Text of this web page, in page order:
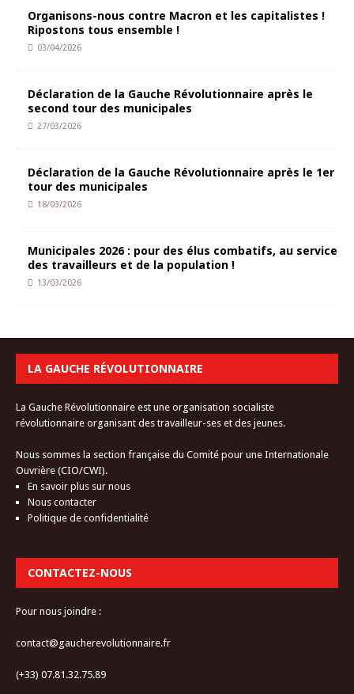
Organisons-nous contre Macron et les capitalistes !
Ripostons tous ensemble !
03/04/2026
Déclaration de la Gauche Révolutionnaire après le
second tour des municipales
27/03/2026
Déclaration de la Gauche Révolutionnaire après le 1er
tour des municipales
18/03/2026
Municipales 2026 : pour des élus combatifs, au service
des travailleurs et de la population !
13/03/2026
LA GAUCHE RÉVOLUTIONNAIRE
La Gauche Révolutionnaire est une organisation socialiste
révolutionnaire organisant des travailleur-ses et des jeunes.
Nous sommes la section française du Comité pour une Internationale
Ouvrière (CIO/CWI).
En savoir plus sur nous
Nous contacter
Politique de confidentialité
CONTACTEZ-NOUS
Pour nous joindre :
contact@gaucherevolutionnaire.fr
(+33) 07.81.32.75.89